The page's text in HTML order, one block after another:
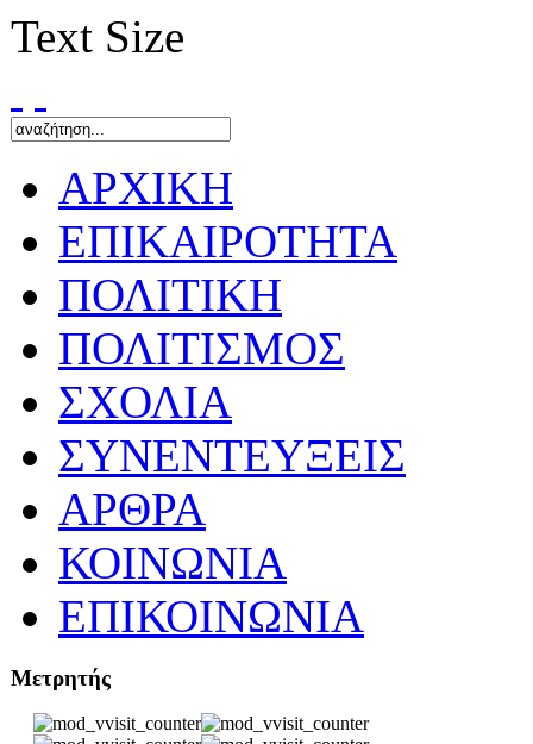
Text Size
ΑΡΧΙΚΗ
ΕΠΙΚΑΙΡΟΤΗΤΑ
ΠΟΛΙΤΙΚΗ
ΠΟΛΙΤΙΣΜΟΣ
ΣΧΟΛΙΑ
ΣΥΝΕΝΤΕΥΞΕΙΣ
ΑΡΘΡΑ
ΚΟΙΝΩΝΙΑ
ΕΠΙΚΟΙΝΩΝΙΑ
Μετρητής